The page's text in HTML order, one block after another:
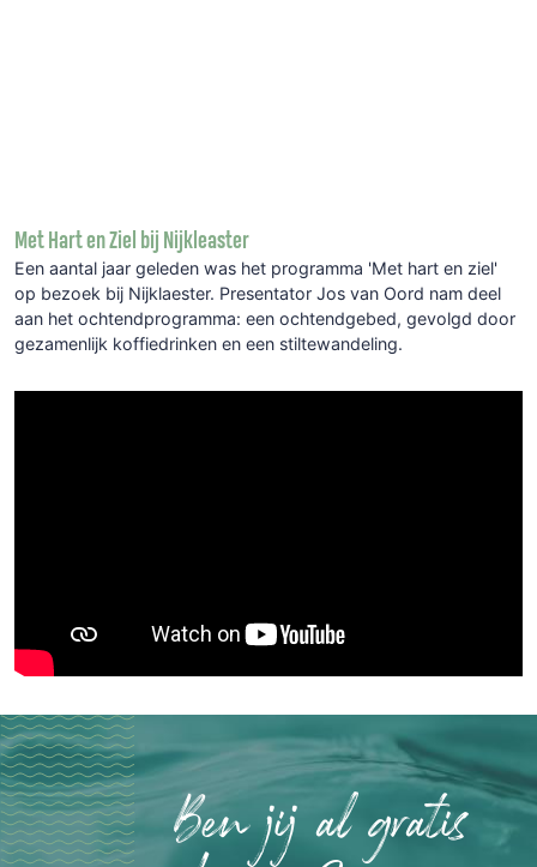
Met Hart en Ziel bij Nijkleaster
Een aantal jaar geleden was het programma 'Met hart en ziel'
op bezoek bij Nijklaester. Presentator Jos van Oord nam deel
aan het ochtendprogramma: een ochtendgebed, gevolgd door
gezamenlijk koffiedrinken en een stiltewandeling.
Ben jij al gratis